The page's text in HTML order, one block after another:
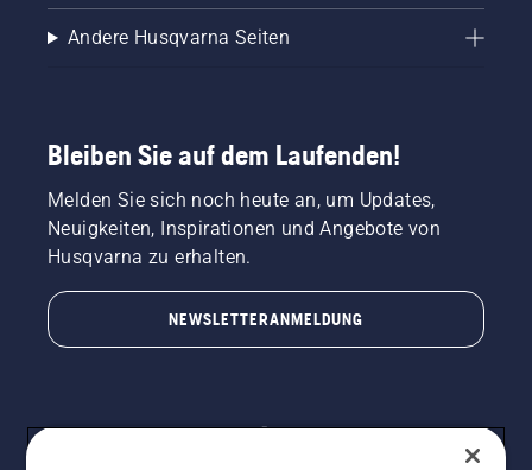
dass die
Kettenbremse
Drehzahl
Motorsägenmotors
ein paar
Zentimeter
eines
Baumes
Andere Husqvarna Seiten
Bleiben Sie auf dem Laufenden!
Melden Sie sich noch heute an, um Updates,
Neuigkeiten, Inspirationen und Angebote von
Husqvarna zu erhalten.
NEWSLETTERANMELDUNG